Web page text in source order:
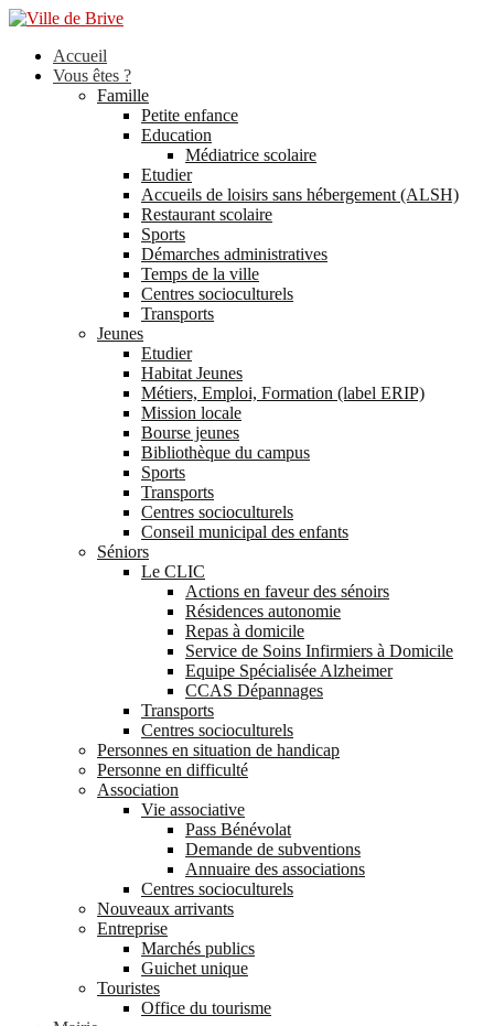
Accueil
Vous êtes ?
Famille
Petite enfance
Education
Médiatrice scolaire
Etudier
Accueils de loisirs sans hébergement (ALSH)
Restaurant scolaire
Sports
Démarches administratives
Temps de la ville
Centres socioculturels
Transports
Jeunes
Etudier
Habitat Jeunes
Métiers, Emploi, Formation (label ERIP)
Mission locale
Bourse jeunes
Bibliothèque du campus
Sports
Transports
Centres socioculturels
Conseil municipal des enfants
Séniors
Le CLIC
Actions en faveur des sénoirs
Résidences autonomie
Repas à domicile
Service de Soins Infirmiers à Domicile
Equipe Spécialisée Alzheimer
CCAS Dépannages
Transports
Centres socioculturels
Personnes en situation de handicap
Personne en difficulté
Association
Vie associative
Pass Bénévolat
Demande de subventions
Annuaire des associations
Centres socioculturels
Nouveaux arrivants
Entreprise
Marchés publics
Guichet unique
Touristes
Office du tourisme